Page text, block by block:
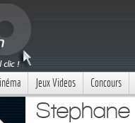
Jeux Videos Concours